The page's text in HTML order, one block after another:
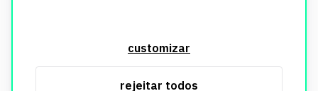
customizar
rejeitar todos
segurança. Todos os dados coletados em nosso site são
utilizados exclusivamente para fins de aprimoramento de
informações, consulte nossa Política de Privacidade.